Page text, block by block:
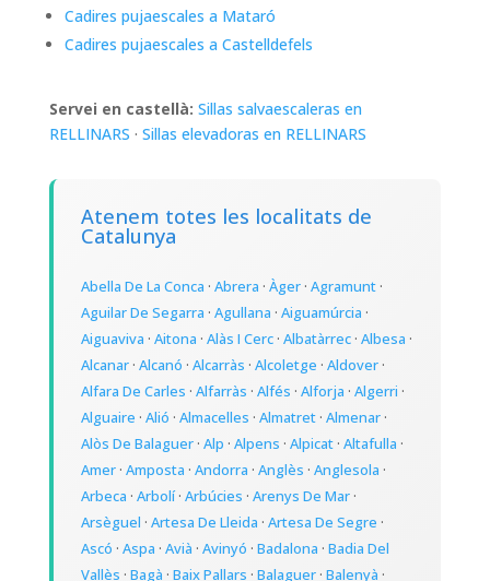
Cadires pujaescales a Mataró
Cadires pujaescales a Castelldefels
Servei en castellà: Sillas salvaescaleras en
RELLINARS · Sillas elevadoras en RELLINARS
Atenem totes les localitats de
Catalunya
Abella De La Conca · Abrera · Àger· Agramunt·
Aguilar De Segarra · Agullana · Aiguamúrcia ·
Aiguaviva · Aitona · Alàs I Cerc· Albatàrrec· Albesa ·
Alcanar· Alcanó · Alcarràs · Alcoletge · Aldover·
Alfara De Carles · Alfarràs · Alfés · Alforja · Algerri ·
Alguaire · Alió · Almacelles · Almatret· Almenar·
Alòs De Balaguer· Alp · Alpens · Alpicat· Altafulla ·
Amer· Amposta · Andorra · Anglès · Anglesola ·
Arbeca · Arbolí· Arbúcies · Arenys De Mar·
Arsèguel · Artesa De Lleida · Artesa De Segre ·
Ascó · Aspa · Avià · Avinyó · Badalona · Badia Del
Vallès · Bagà · Baix Pallars · Balaguer· Balenyà ·